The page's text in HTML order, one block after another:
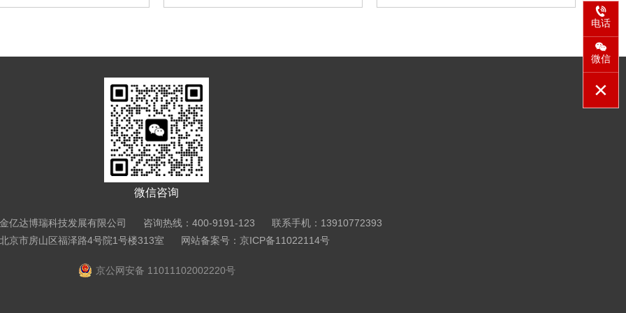
电话
微信
微信咨询
金亿达博瑞科技发展有限公司 咨询热线：400-9191-123 联系手机：13910772393
京市房山区福泽路4号院1号楼313室 网站备案号：京ICP备11022114号
京公网安备 11011102002220号